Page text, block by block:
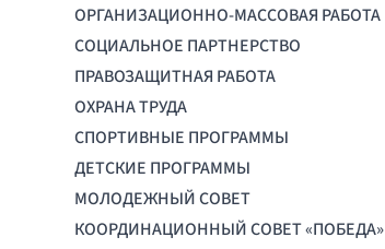
ОРГАНИЗАЦИОННО-МАССОВАЯ РАБОТА
СОЦИАЛЬНОЕ ПАРТНЕРСТВО
ПРАВОЗАЩИТНАЯ РАБОТА
ОХРАНА ТРУДА
СПОРТИВНЫЕ ПРОГРАММЫ
ДЕТСКИЕ ПРОГРАММЫ
МОЛОДЕЖНЫЙ СОВЕТ
КООРДИНАЦИОННЫЙ СОВЕТ «ПОБЕДА»